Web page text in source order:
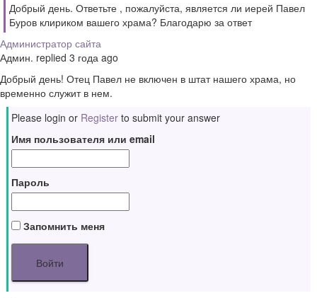
Добрый день. Ответьте , пожалуйста, является ли иерей Павел
Буров клириком вашего храма? Благодарю за ответ
Администратор сайта
Админ. replied 3 года ago
Добрый день! Отец Павел не включен в штат нашего храма, но
временно служит в нем.
Please login or Register to submit your answer
Имя пользователя или email
Пароль
Запомнить меня